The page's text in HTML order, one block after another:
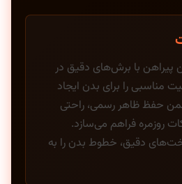
با برش‌های دقیق در
مناسبی را برای بدن ایجاد
حفظ ظاهر رسمی، راحتی
روزمره فراهم می‌سازد.
دقیق، خطوط بدن را به